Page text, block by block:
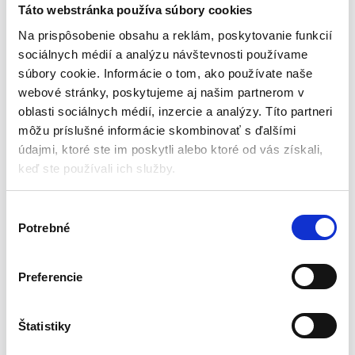
Táto webstránka používa súbory cookies
Na prispôsobenie obsahu a reklám, poskytovanie funkcií
sociálnych médií a analýzu návštevnosti používame
súbory cookie. Informácie o tom, ako používate naše
webové stránky, poskytujeme aj našim partnerom v
oblasti sociálnych médií, inzercie a analýzy. Títo partneri
môžu príslušné informácie skombinovať s ďalšími
údajmi, ktoré ste im poskytli alebo ktoré od vás získali,
keď ste používali ich služby.
Potrebné
Preferencie
Štatistiky
ZATVÁRANIE NA ZIPS– je vybavené uzatváraním na
rýchle zatváranie, samo sa neotvorí.
BEZPEČNOSŤ– puzdro umožňuje ochrániť prenosný disk
pred poškodením pri preprave, pretože má tvrdé steny,
ktoré bránia jeho nárazu alebo úderu.
OCHRANA
pred poškriabaním. Pridané sú aj gumičky, ktoré zabránia
vypadnutiu pri otvorení.
veľký a dva malé. Vrecká sú vyrobené zo sieťoviny. Môžete
Čiernej farby